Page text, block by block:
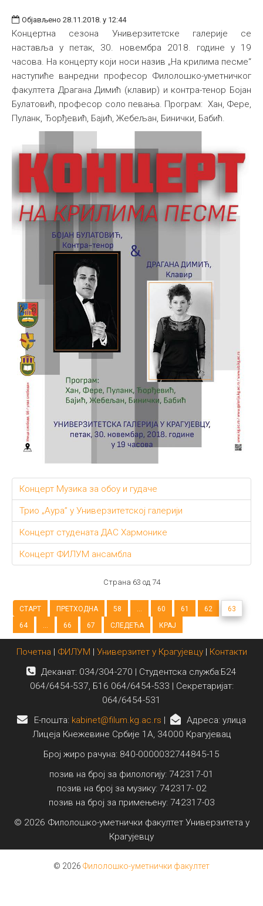
Објављено 28.11.2018. у 12:44
Концертна сезона Универзитетске галерије се
наставља у петак, 30. новембра 2018. године у 19
часова. На концерту који носи назив „На крилима песме“
наступиће ванредни професор Филолошко-уметничког
факултета Драгана Димић (клавир) и контра-тенор Бојан
Булатовић, професор соло певања. Програм: Хан, Фере,
Пуланк, Ђорђевић, Бајић, Жебељан, Бинички, Бабић.
Концерт Музика за обоу и гудаче
Трио „Аура” у Универзитетској галерији
Концерт студената ДАС Хармонике
Концерт ФИЛУМ ансамбла
Страна 63 од 74
СТАРТ ПРЕТХОДНА 58 ... 60 61 62
63
64
... 66 67 СЛЕДЕЋА КРАЈ
Почетна | ФИЛУМ | Универзитет у Крагујевцу| Контакти
Деканат: 034/304-270 | Студентска служба:Б24
064/6454-537, Б16 064/6454-533 | Секретаријат:
064/6454-531
E-пошта: kabinet@filum.kg.ac.rs |
Адреса: улица
Лицеја Кнежевине Србије 1А, 34000 Крагујевац
Број жиро рачуна: 840-0000032744845-15
позив на број за филологију: 742317-01
позив на број за музику: 742317- 02
позив на број за примењену: 742317-03
© 2026 Филолошко-уметнички факултет Универзитета у
Крагујевцу
© 2026 Филолошко-уметнички факултет